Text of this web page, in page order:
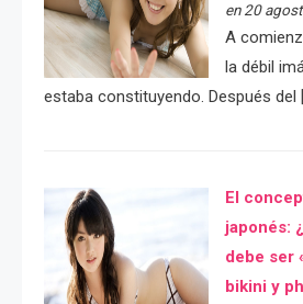
en 20
A
la débil
estaba constituyendo. Después del
El
japonés:
debe ser
bikini y